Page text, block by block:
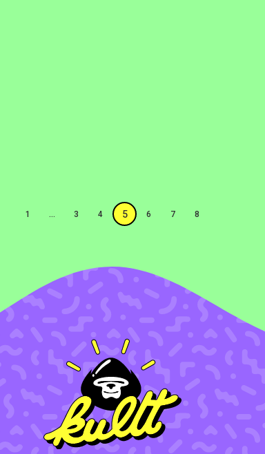
1 … 3 4 5 6 7 8